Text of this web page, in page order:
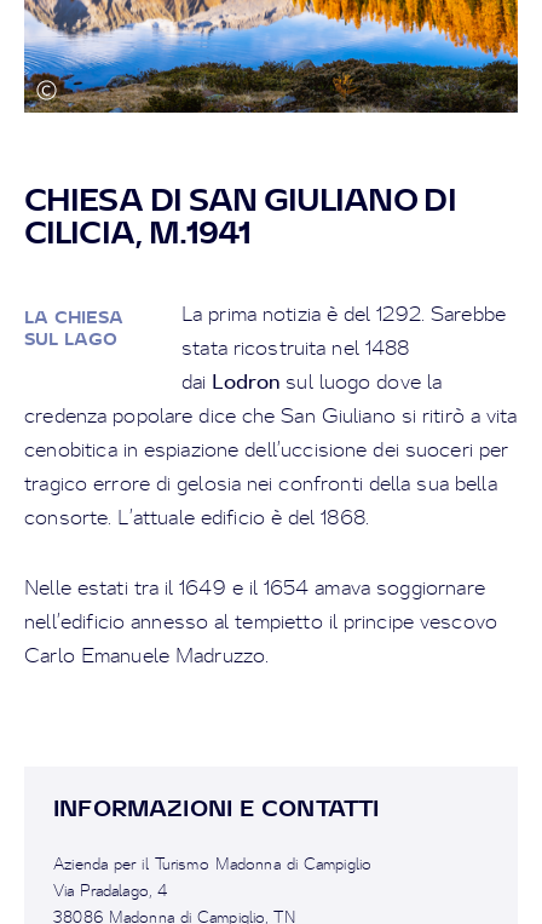
CHIESA DI SAN GIULIANO DI
CILICIA, M.1941
LA CHIESA
SUL LAGO
La prima notizia è del 1292. Sarebbe
stata ricostruita nel 1488
dai Lodron sul luogo dove la
credenza popolare dice che San Giuliano si ritirò a vita
cenobitica in espiazione dell’uccisione dei suoceri per
tragico errore di gelosia nei confronti della sua bella
consorte. L’attuale edificio è del 1868.
Nelle estati tra il 1649 e il 1654 amava soggiornare
nell’edificio annesso al tempietto il principe vescovo
Carlo Emanuele Madruzzo.
INFORMAZIONI E CONTATTI
Azienda per il Turismo Madonna di Campiglio
Via Pradalago, 4
38086 Madonna di Campiglio, TN